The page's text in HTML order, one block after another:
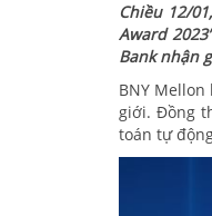
Chiều 12/01,
Award
Bank nhận
BNY
giới. Đồng
toán tự